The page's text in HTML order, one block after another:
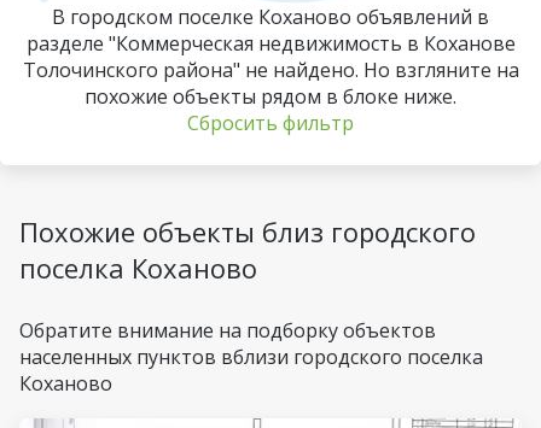
В городском поселке Коханово объявлений в
разделе "Коммерческая недвижимость в Коханове
Толочинского района" не найдено. Но взгляните на
похожие объекты рядом в блоке ниже.
Сбросить фильтр
Похожие объекты близ городского
поселка Коханово
Обратите внимание на подборку объектов
населенных пунктов вблизи городского поселка
Коханово